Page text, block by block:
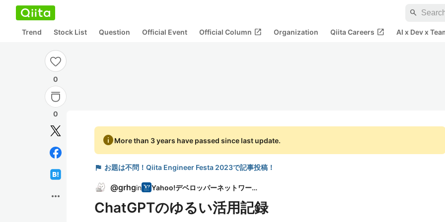
search
Trend Stock List Question Official Event Official Column open_in_new Organization Qiita Careers open_in_new AI x Dev x
0
0
more_horiz
infoMore than 3 years have passed since last update.
flag お題は不問！Qiita Engineer Festa 2023で記事投稿！
@grhgin Yahoo!デベロッパーネットワーク
ChatGPTのゆるい活用記録